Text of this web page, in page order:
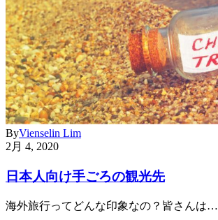
ByVienselin Lim
2月 4, 2020
日本人向け手ごろの観光先
海外旅行ってどんな印象なの？皆さんは…